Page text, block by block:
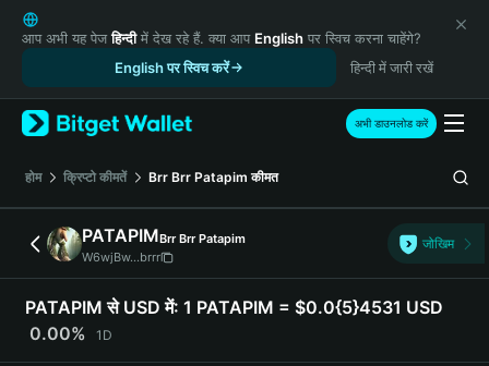
English
日本語
Русский
Español (Latinoamérica)
Türkçe
Italiano
Deutsch
简体中文
繁體中文
Português (Portugal)
Bahasa Indonesia
आप अभी यह पेजहिन्दीमें देख रहे हैं. क्या आप English पर स्विच करना चाहेंगे?
English पर स्विच करें
हिन्दी में जारी रखें
अभी डाउनलोड करें
होम क्रिप्टो कीमतें Brr Brr Patapim कीमत
PATAPIMBrr Brr Patapim
W6wjBw...brrr
जोखिम
PATAPIM से USD में: 1 PATAPIM = $0.0{5}4531 USD
0.00%
1D